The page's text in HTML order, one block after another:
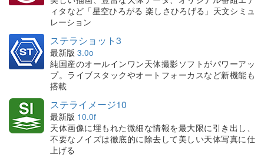
ィタなど「星空ひろがる 楽しさひろげる」天文シミュ
レーション
ステラショット3
最新版 3.0o
純国産のオールインワン天体撮影ソフトがパワーアッ
プ。ライブスタックやオートフォーカスなど新機能も
搭載
ステライメージ10
最新版 10.0f
天体画像に埋もれた微細な情報を最大限に引き出し、
不要なノイズは徹底的に除去して美しい天体写真に仕
上げる